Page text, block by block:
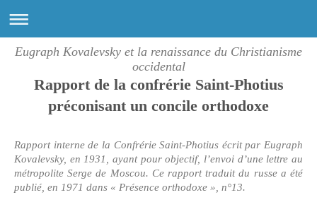
Eugraph Kovalevsky et la renaissance du Christianisme
occidental
Rapport de la confrérie Saint-Photius
préconisant un concile orthodoxe
Rapport interne de la Confrérie Saint-Photius écrit par Eugraph
Kovalevsky, en 1931, ayant pour objectif, l’envoi d’une lettre au
métropolite Serge de Moscou. Ce rapport traduit du russe a été
publié, en 1971 dans « Présence orthodoxe », n°13.